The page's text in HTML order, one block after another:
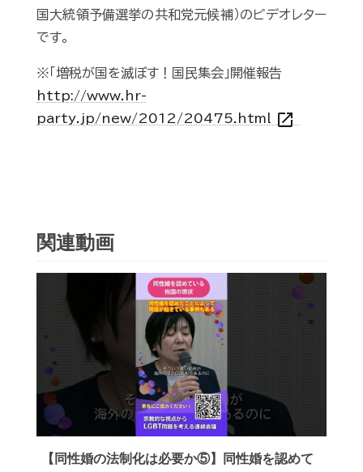
国大統領予備選挙の共和党元候補）のビデオレター
です。
※「増税が国を滅ぼす！国民集会」開催報告
http://www.hr-
party.jp/new/2012/20475.html open_in_new
関連動画
【同性婚の法制化は必要か⑤】同性婚を認めて